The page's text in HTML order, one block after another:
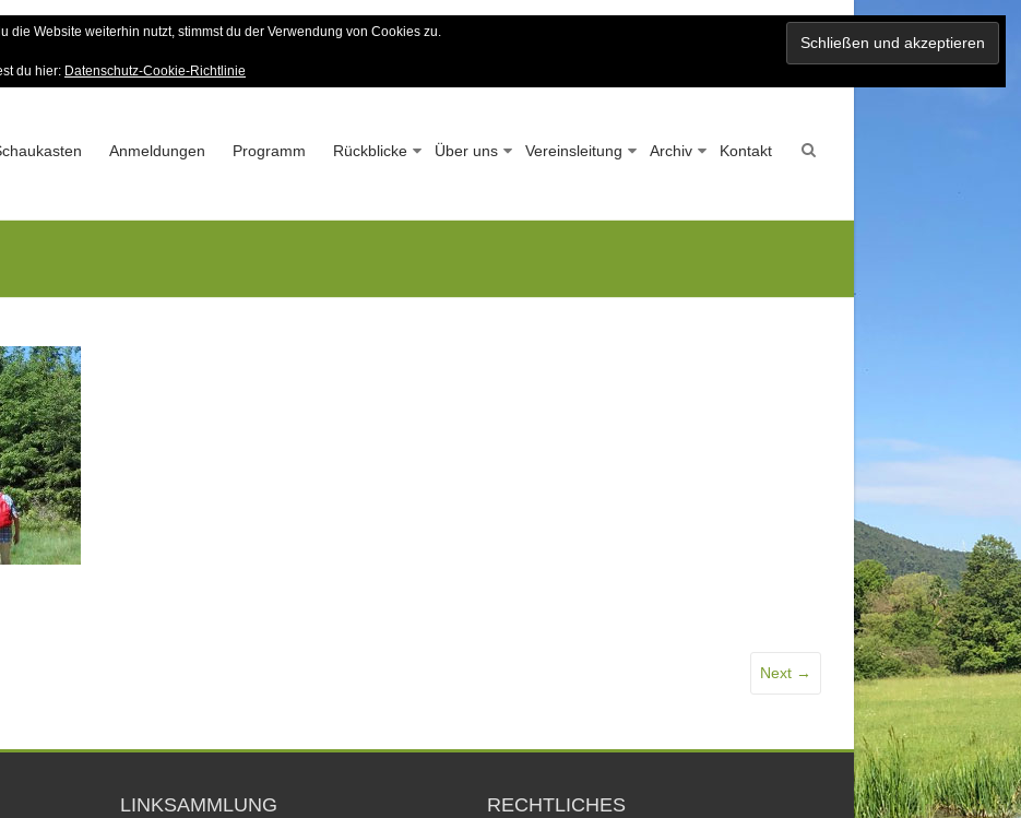
Wald-Verein
e.V. – Seit 1963
Anmeldungen Programm Rückblicke Über uns Vereinsleitung Archiv Kontakt
Next →
LINKSAMMLUNG RECHTLICHES
Website weiterhin nutzt, stimmst du der Verwendung von Cookies zu.
du hier: Datenschutz-Cookie-Richtlinie